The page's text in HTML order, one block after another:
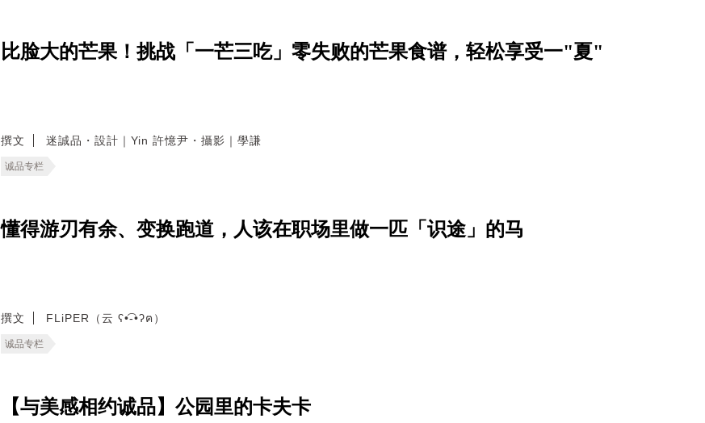
比脸大的芒果！挑战「一芒三吃」零失败的芒果食谱，轻松享受一"夏"
撰文 迷誠品・設計｜Yin 許憶尹・攝影｜學謙
诚品专栏
懂得游刃有余、变换跑道，人该在职场里做一匹「识途」的马
撰文 FLiPER（云 ʕ•͡-•ʔฅ）
诚品专栏
【与美感相约诚品】公园里的卡夫卡